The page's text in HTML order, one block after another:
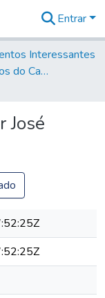
Entrar
Interessantes
Volume 70 - Ofícios do Capitão General Martins Lopes de Saldanha aos diversos funcionários da Capitania (1775-1776)
José